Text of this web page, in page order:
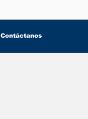
Contáctanos